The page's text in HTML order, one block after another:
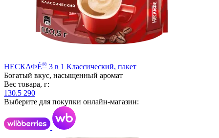
НЕСКАФÉ® 3 в 1 Классический, пакет
Богатый вкус, насыщенный аромат
Вес товара, г:
130.5 290
Выберите для покупки онлайн-магазин: